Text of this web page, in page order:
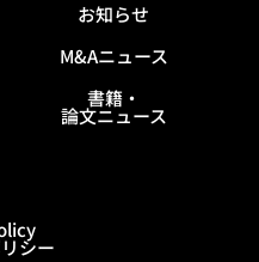
お知らせ
M&Aニュース
書籍・
論文ニュース
シー